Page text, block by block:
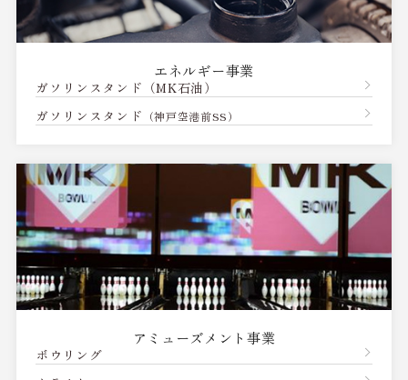
エネルギー事業
ガソリンスタンド（MK石油）
ガソリンスタンド （神戸空港前SS）
アミューズメント事業
ボウリング